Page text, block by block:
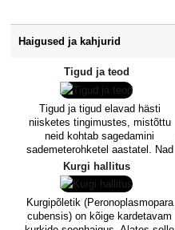
Haigused ja kahjurid
Tigud ja teod
Tigud ja tigud elavad hästi
niisketes tingimustes, mistõttu
neid kohtab sagedamini
sademeterohketel aastatel. Nad
leiavad peavarju niisketes ja
püsivalt varjulistes kohtades, mis
on ühtlasi talvituspaigadeks.
Nendest peidupaikadest
rändavad nad kevadel toidu
Kurgi hallitus
Kurgipõletik (Peronoplasmopara
cubensis) on kõige kardetavam